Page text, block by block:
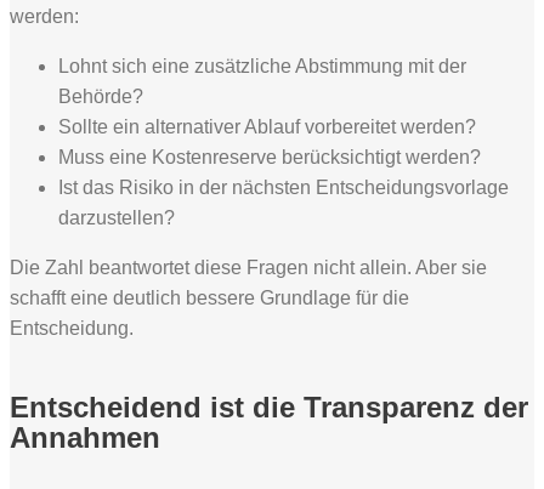
werden:
Lohnt sich eine zusätzliche Abstimmung mit der
Behörde?
Sollte ein alternativer Ablauf vorbereitet werden?
Muss eine Kostenreserve berücksichtigt werden?
Ist das Risiko in der nächsten Entscheidungsvorlage
darzustellen?
Die Zahl beantwortet diese Fragen nicht allein. Aber sie
schafft eine deutlich bessere Grundlage für die
Entscheidung.
Entscheidend ist die Transparenz der
Annahmen